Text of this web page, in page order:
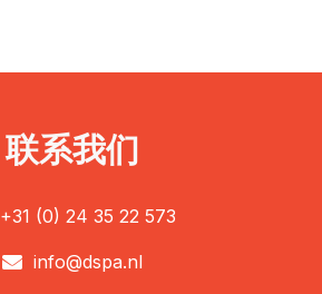
联系我们
+31 (0) 24 35 22 573
 info@dspa.nl